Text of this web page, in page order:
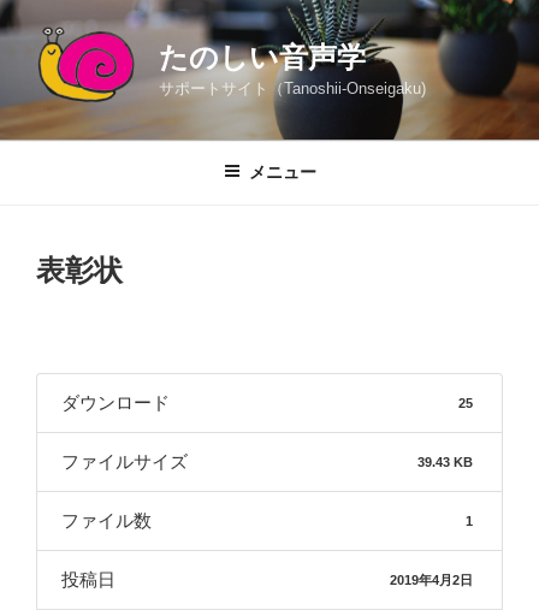
コ
ン
ツ
たのしい音声学
サポートサイト（Tanoshii-Onseigaku)
メニュー
表彰状
ダウンロード 25
ファイルサイズ 39.43 KB
ファイル数 1
投稿日 2019年4月2日